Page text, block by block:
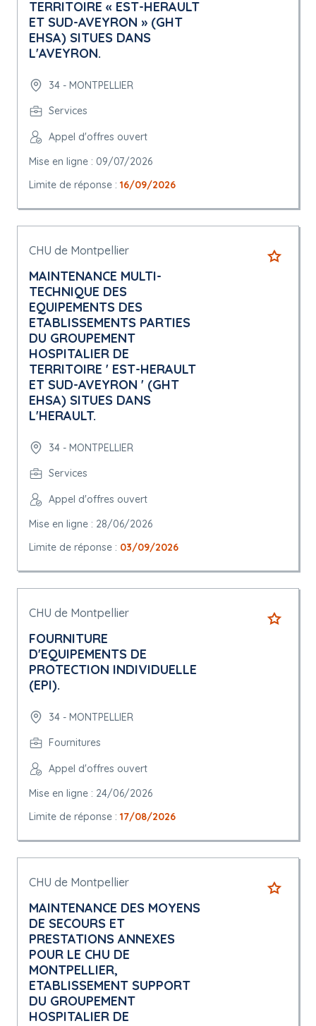
TERRITOIRE « EST-HERAULT
ET SUD-AVEYRON » (GHT
EHSA) SITUES DANS
L'AVEYRON.
34 - MONTPELLIER
Services
Appel d'offres ouvert
Mise en ligne : 09/07/2026
Limite de réponse : 16/09/2026
CHU de Montpellier
MAINTENANCE MULTI-
TECHNIQUE DES
EQUIPEMENTS DES
ETABLISSEMENTS PARTIES
DU GROUPEMENT
HOSPITALIER DE
TERRITOIRE ' EST-HERAULT
ET SUD-AVEYRON ' (GHT
EHSA) SITUES DANS
L'HERAULT.
34 - MONTPELLIER
Services
Appel d'offres ouvert
Mise en ligne : 28/06/2026
Limite de réponse : 03/09/2026
CHU de Montpellier
FOURNITURE
D'EQUIPEMENTS DE
PROTECTION INDIVIDUELLE
(EPI).
34 - MONTPELLIER
Fournitures
Appel d'offres ouvert
Mise en ligne : 24/06/2026
Limite de réponse : 17/08/2026
CHU de Montpellier
MAINTENANCE DES MOYENS
DE SECOURS ET
PRESTATIONS ANNEXES
POUR LE CHU DE
MONTPELLIER,
ETABLISSEMENT SUPPORT
DU GROUPEMENT
HOSPITALIER DE